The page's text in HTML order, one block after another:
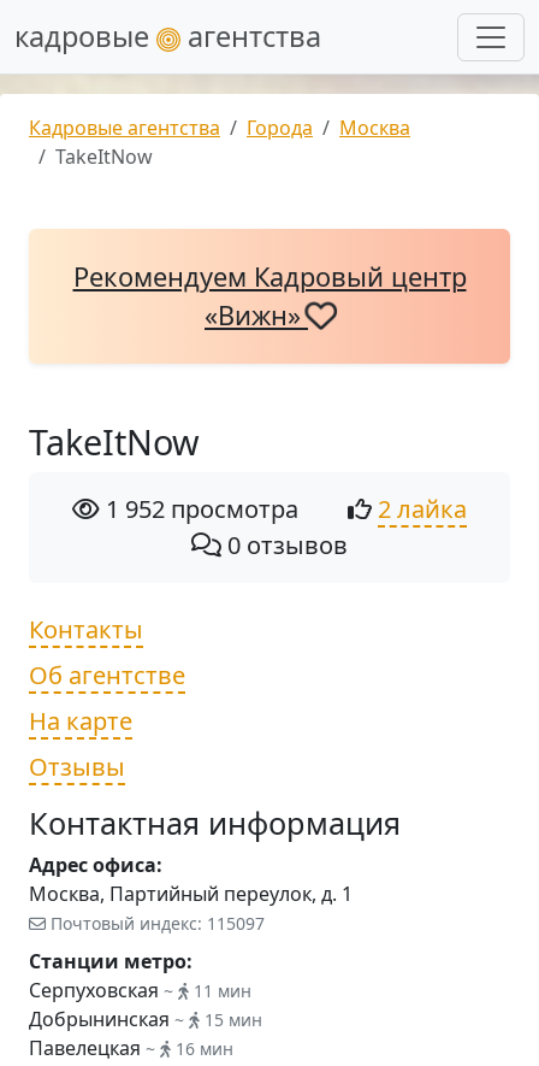
кадровые агентства
Кадровые агентства Города
Москва
TakeItNow
Рекомендуем Кадровый центр
«Вижн»
TakeItNow
1 952 просмотра
2 лайка
0 отзывов
Контакты
Об агентстве
На карте
Отзывы
Контактная информация
Адрес офиса:
Москва, Партийный переулок, д. 1
Почтовый индекс: 115097
Станции метро:
Серпуховская ~ 11 мин
Добрынинская ~ 15 мин
Павелецкая ~ 16 мин